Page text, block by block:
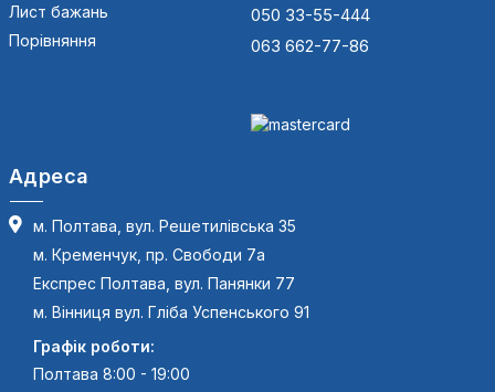
Лист бажань
Порівняння
050 33-55-444
063 662-77-86
Адреса
м. Полтава, вул. Решетилівська 35
м. Кременчук, пр. Свободи 7а
Експрес Полтава, вул. Панянки 77
м. Вінниця вул. Гліба Успенського 91
Графік роботи:
Полтава 8:00 - 19:00